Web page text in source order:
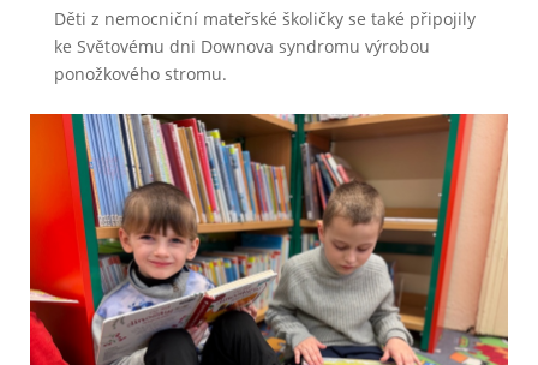
Děti z nemocniční mateřské školičky se také připojily
ke Světovému dni Downova syndromu výrobou
ponožkového stromu.